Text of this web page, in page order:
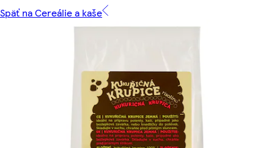
Späť na Cereálie a kaše